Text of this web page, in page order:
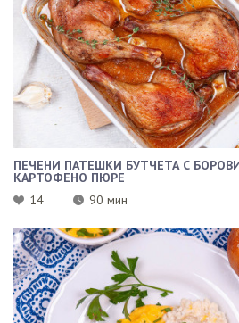
ПЕЧЕНИ ПАТЕШКИ БУТЧЕТА С
КАРТОФЕНО ПЮРЕ
14
90 мин